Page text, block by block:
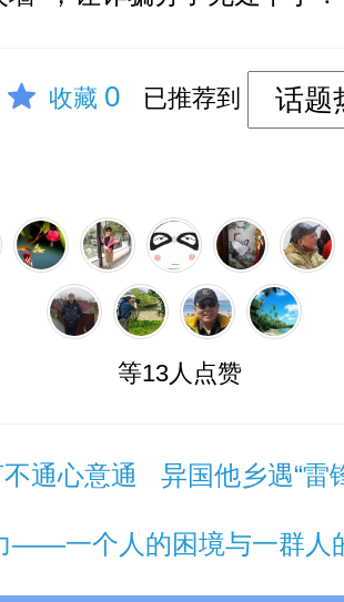
收藏 0 已推荐到
等13人点赞
通心意通 异国他乡遇“雷
——一个人的困境与一群人